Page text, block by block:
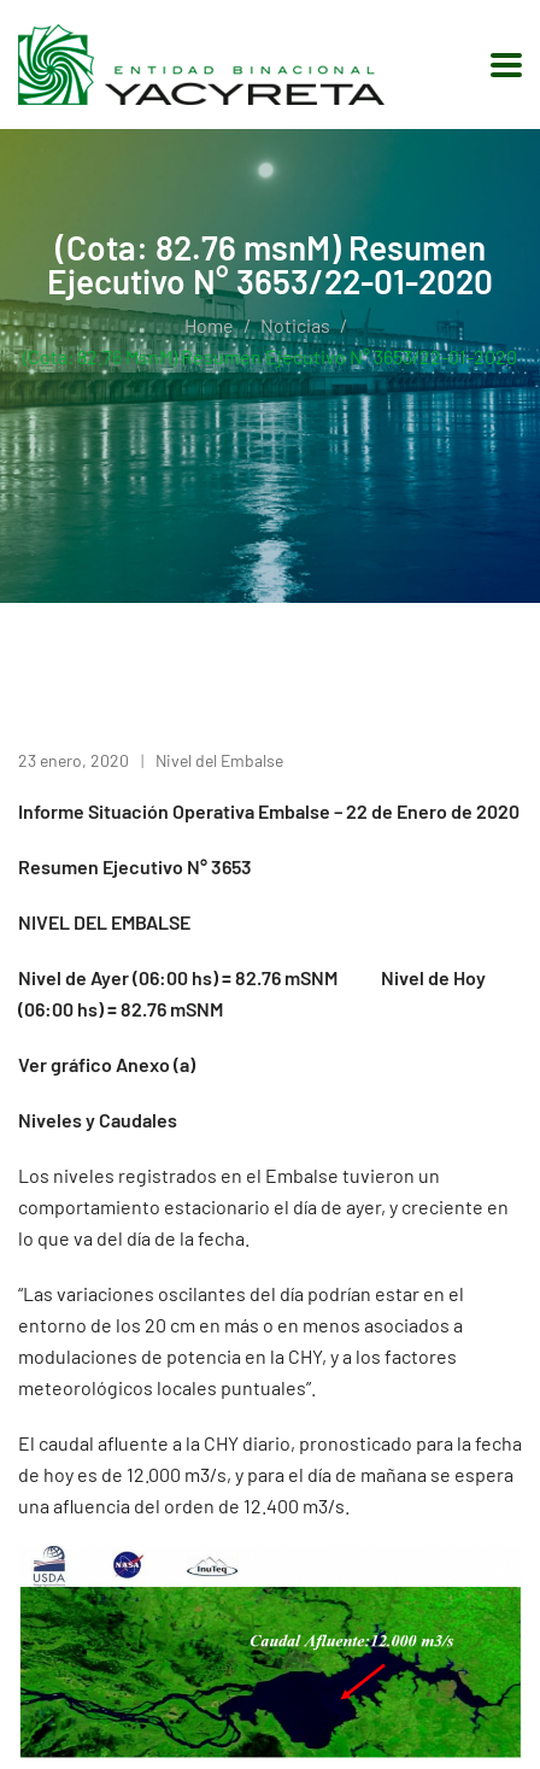
(Cota: 82.76 msnM) Resumen
Ejecutivo N° 3653/22-01-2020
Home
Noticias
(Cota: 82.76 MsnM) Resumen Ejecutivo N° 3653/22-01-2020
23 enero, 2020 Nivel del Embalse
Informe Situación Operativa Embalse – 22 de Enero de 2020
Resumen Ejecutivo N° 3653
NIVEL DEL EMBALSE
Nivel de Ayer (06:00 hs) = 82.76 mSNM Nivel de Hoy
(06:00 hs) = 82.76 mSNM
Ver gráfico Anexo (a)
Niveles y Caudales
Los niveles registrados en el Embalse tuvieron un
comportamiento estacionario el día de ayer, y creciente en
lo que va del día de la fecha.
“Las variaciones oscilantes del día podrían estar en el
entorno de los 20 cm en más o en menos asociados a
modulaciones de potencia en la CHY, y a los factores
meteorológicos locales puntuales”.
El caudal afluente a la CHY diario, pronosticado para la fecha
de hoy es de 12.000 m3/s, y para el día de mañana se espera
una afluencia del orden de 12.400 m3/s.